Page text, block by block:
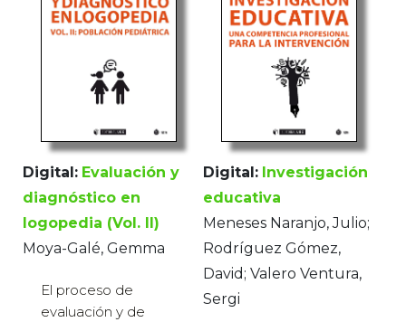
Digital: Evaluación y
diagnóstico en
logopedia (Vol. II)
Moya-Galé, Gemma
El proceso de
evaluación y de
Digital: Investigación
educativa
Meneses Naranjo, Julio;
Rodríguez Gómez,
David; Valero Ventura,
Sergi